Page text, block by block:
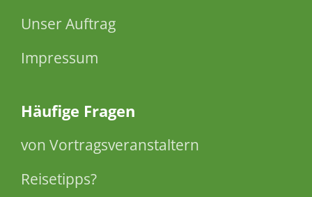
Unser Auftrag
Impressum
Häufige Fragen
von Vortragsveranstaltern
Reisetipps?